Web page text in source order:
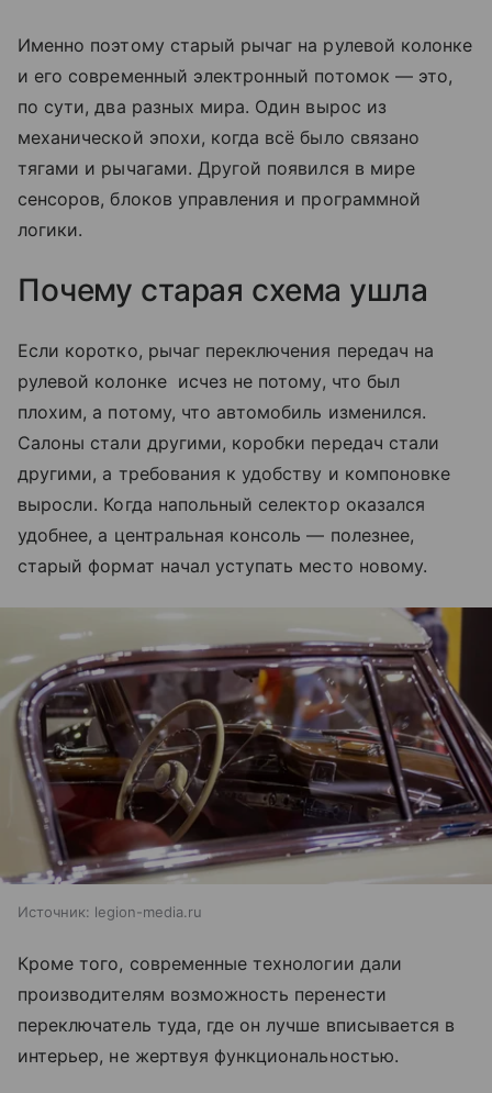
Именно поэтому старый рычаг на рулевой колонке
и его современный электронный потомок — это,
по сути, два разных мира. Один вырос из
механической эпохи, когда всё было связано
тягами и рычагами. Другой появился в мире
сенсоров, блоков управления и программной
логики.
Почему старая схема ушла
Если коротко, рычаг переключения передач на
рулевой колонке исчез не потому, что был
плохим, а потому, что автомобиль изменился.
Салоны стали другими, коробки передач стали
другими, а требования к удобству и компоновке
выросли. Когда напольный селектор оказался
удобнее, а центральная консоль — полезнее,
старый формат начал уступать место новому.
Источник: legion-media.ru
Кроме того, современные технологии дали
производителям возможность перенести
переключатель туда, где он лучше вписывается в
интерьер, не жертвуя функциональностью.